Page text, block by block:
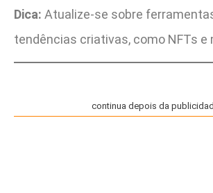
Dica: Atualize-se sobre
tendências criativas, como NFTs e
continua depois da